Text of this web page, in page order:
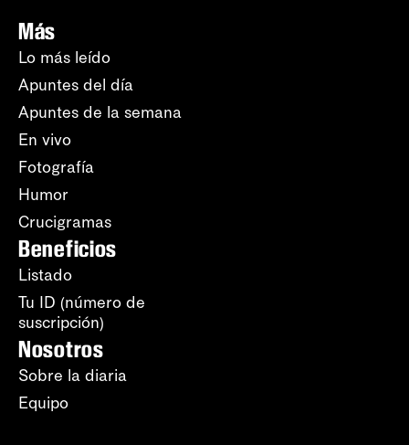
Más
Lo más leído
Apuntes del día
Apuntes de la semana
En vivo
Fotografía
Humor
Crucigramas
Beneficios
Listado
Tu ID (número de
suscripción)
Nosotros
Sobre la diaria
Equipo